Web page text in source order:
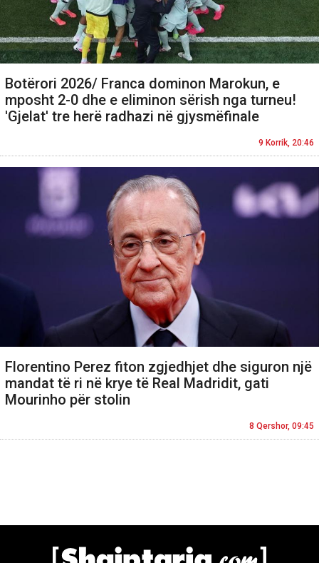
Botërori 2026/ Franca dominon Marokun, e
mposht 2-0 dhe e eliminon sërish nga turneu!
'Gjelat' tre herë radhazi në gjysmëfinale
9 Korrik, 20:46
Florentino Perez fiton zgjedhjet dhe siguron një
mandat të ri në krye të Real Madridit, gati
Mourinho për stolin
8 Qershor, 09:45